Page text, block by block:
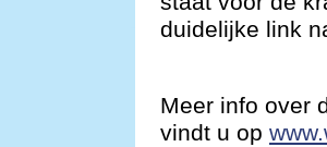
duidelijke link
Meer info over
vindt u op